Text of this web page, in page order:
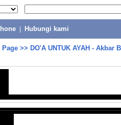
Hubungi kami
Page >> DO'A UNTUK AYAH -